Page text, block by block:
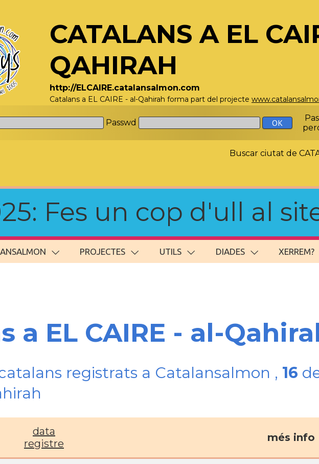
CATALANS A EL
QAHIRAH
http://ELCAIRE.catalansalmon.com
Catalans a EL CAIRE - al-Qahirah forma part del projecte
Passwd
Buscar ciutat de
Fes un cop d'ull al
PROJECTES UTILS DIADES XERREM?
a EL CAIRE - al-
registrats a Catalansalmon , 16
data
registre
més info